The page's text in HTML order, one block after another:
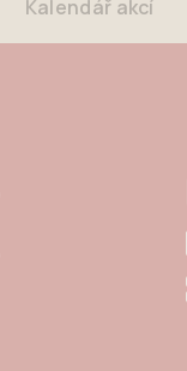
Kalendář akcí